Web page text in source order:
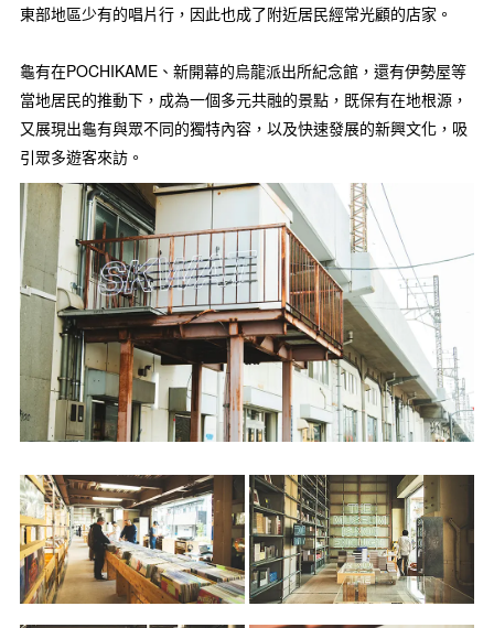
東部地區少有的唱片行，因此也成了附近居民經常光顧的店家。
龜有在POCHIKAME、新開幕的烏龍派出所紀念館，還有伊勢屋等
當地居民的推動下，成為一個多元共融的景點，既保有在地根源，
又展現出龜有與眾不同的獨特內容，以及快速發展的新興文化，吸
引眾多遊客來訪。